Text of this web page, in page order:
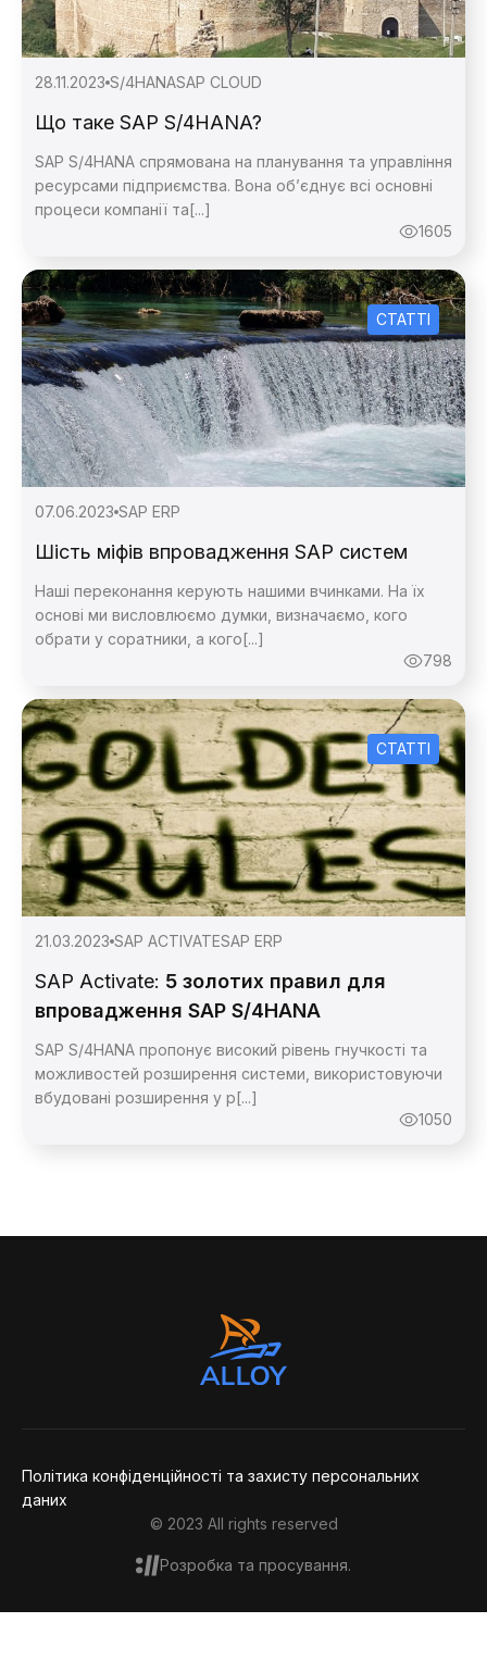
28.11.2023 S/4HANASAP CLOUD
Що таке SAP S/4HANA?
SAP S/4HANA спрямована на планування та управління
ресурсами підприємства. Вона об’єднує всі основні
процеси компанії та[...]
1605
СТАТТІ
07.06.2023 SAP ERP
Шість міфів впровадження SAP систем
Наші переконання керують нашими вчинками. На їх
основі ми висловлюємо думки, визначаємо, кого
обрати у соратники, а кого[...]
798
СТАТТІ
21.03.2023 SAP ACTIVATESAP ERP
SAP Activate: 5 золотих правил для
впровадження SAP S/4HANA
SAP S/4HANA пропонує високий рівень гнучкості та
можливостей розширення системи, використовуючи
вбудовані розширення у р[...]
1050
Політика конфіденційності та захисту персональних
даних
© 2023 All rights reserved
Розробка та просування.